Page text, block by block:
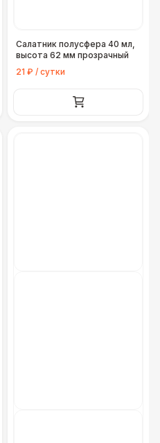
Салатник полусфера 40 мл,
высота 62 мм прозрачный
21 ₽ / сутки